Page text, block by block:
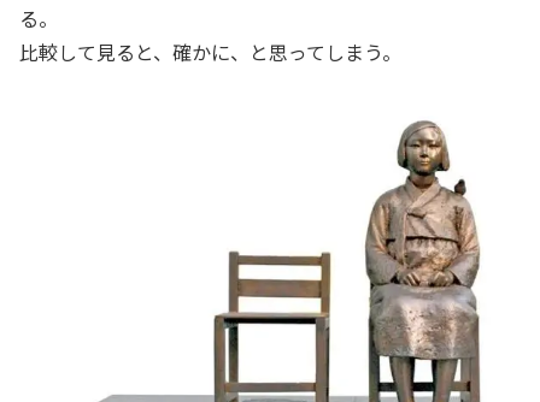
る。
比較して見ると、確かに、と思ってしまう。